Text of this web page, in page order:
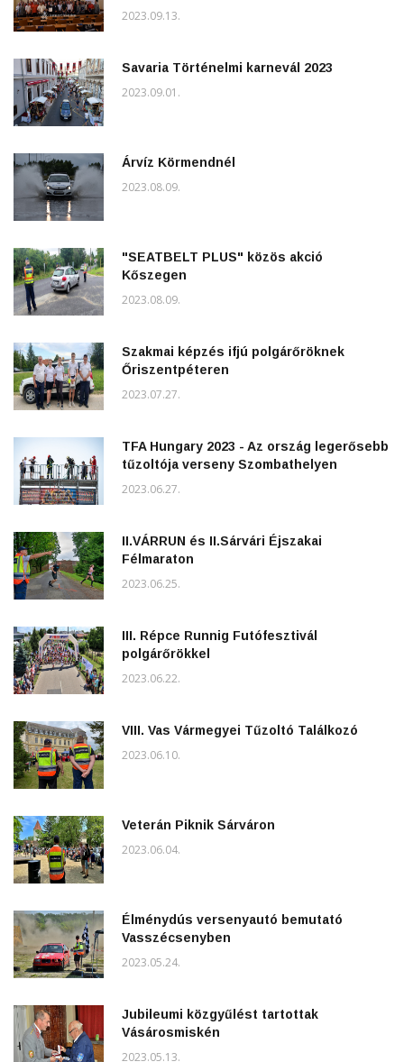
2023.09.13.
Savaria Történelmi karnevál 2023
2023.09.01.
Árvíz Körmendnél
2023.08.09.
"SEATBELT PLUS" közös akció
Kőszegen
2023.08.09.
Szakmai képzés ifjú polgárőröknek
Őriszentpéteren
2023.07.27.
TFA Hungary 2023 - Az ország legerősebb
tűzoltója verseny Szombathelyen
2023.06.27.
II.VÁRRUN és II.Sárvári Éjszakai
Félmaraton
2023.06.25.
III. Répce Runnig Futófesztivál
polgárőrökkel
2023.06.22.
VIII. Vas Vármegyei Tűzoltó Találkozó
2023.06.10.
Veterán Piknik Sárváron
2023.06.04.
Élménydús versenyautó bemutató
Vasszécsenyben
2023.05.24.
Jubileumi közgyűlést tartottak
Vásárosmiskén
2023.05.13.